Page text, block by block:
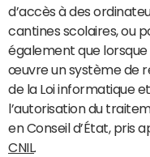
d’accès à des
cantines scolaires, ou
également que
œuvre un système de
de la Loi informatique
l’autorisation du
en Conseil d’État, pris
CNIL